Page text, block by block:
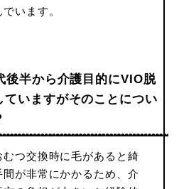
います。
後半から介護目的にVIO脱
いますがそのことについ
つ交換時に毛があると綺
が非常にかかるため、介